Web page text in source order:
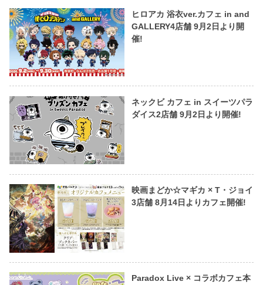
ヒロアカ 浴衣ver.カフェ in and
GALLERY4店舗 9月2日より開
催!
ネックビ カフェ in スイーツパラ
ダイス2店舗 9月2日より開催!
映画まどか☆マギカ × T・ジョイ
3店舗 8月14日よりカフェ開催!
Paradox Live × コラボカフェ本